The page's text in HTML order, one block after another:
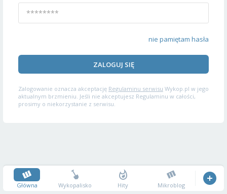
nie pamiętam hasła
ZALOGUJ SIĘ
Zalogowanie oznacza akceptację Regulaminu serwisu Wykop.pl w jego
aktualnym brzmieniu. Jeśli nie akceptujesz Regulaminu w całości,
prosimy o niekorzystanie z serwisu.
Główna Wykopalisko Hity Mikroblog